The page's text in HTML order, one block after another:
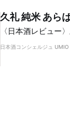
久礼 純米 あら
〈日本酒レビュー
日本酒コンシェルジュ